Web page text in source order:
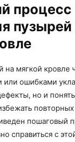
процесс
пузырей
на мягкой кровле
или ошибками
но и
пошаговый
справиться с